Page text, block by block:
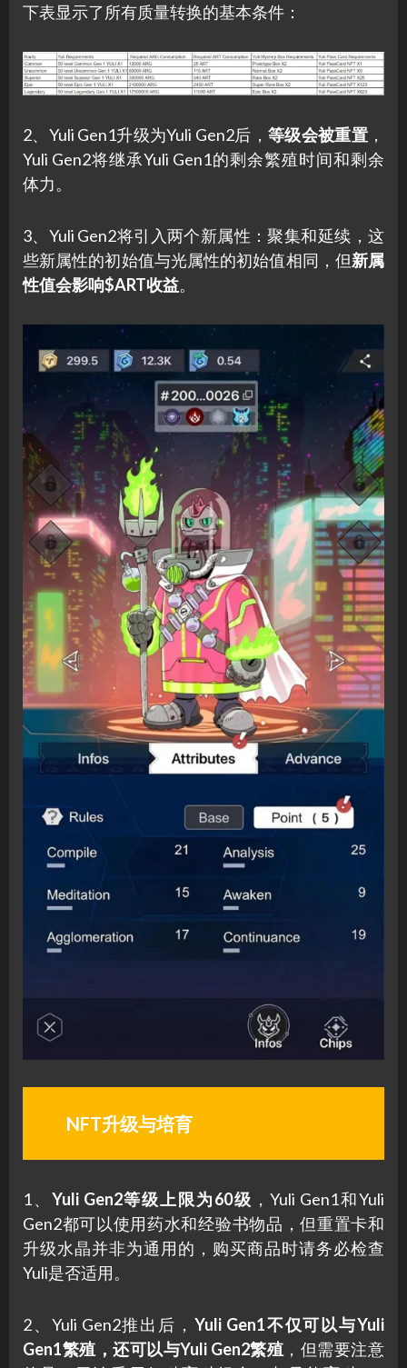
下表显示了所有质量转换的基本条件：
2、Yuli Gen1升级为Yuli Gen2后， 等级会被重置 ，
Yuli Gen2将继承Yuli Gen1的剩余繁殖时间和剩余
体力。
3、Yuli Gen2将引入两个新属性：聚集和延续，这
些新属性的初始值与光属性的初始值相同，但新属
性值会影响$ART收益。
NFT升级与培育
1、 Yuli Gen2等级上限为60级 ，Yuli Gen1和Yuli
Gen2都可以使用药水和经验书物品，但重置卡和
升级水晶并非为通用的，购买商品时请务必检查
Yuli是否适用。
2、Yuli Gen2推出后， Yuli Gen1不仅可以与Yuli
Gen1繁殖，还可以与Yuli Gen2繁殖 ，但需要注意